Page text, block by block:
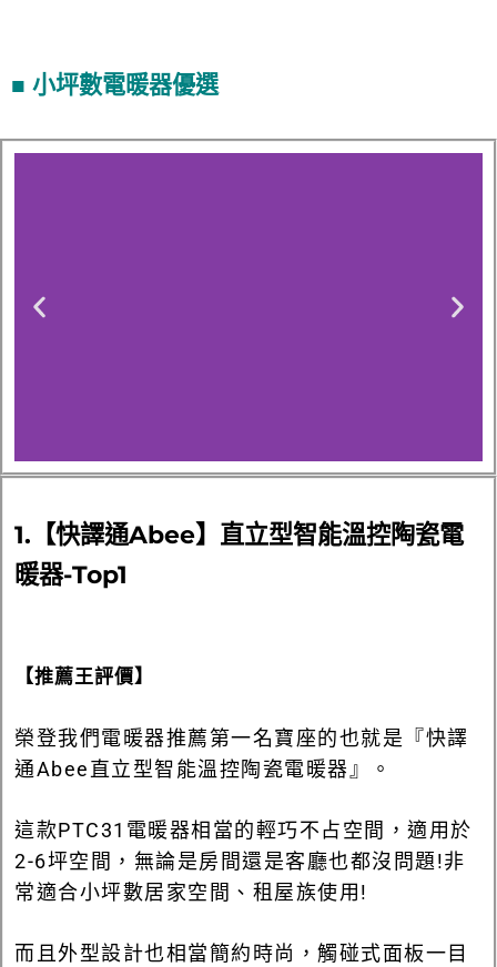
■ 小坪數電暖器優選
1.【快譯通Abee】直立型智能溫控陶瓷電
暖器-Top1
【推薦王評價】
榮登我們電暖器推薦第一名寶座的也就是『快譯
通Abee直立型智能溫控陶瓷電暖器』。
這款PTC31電暖器相當的輕巧不占空間，適用於
2-6坪空間，無論是房間還是客廳也都沒問題!非
常適合小坪數居家空間、租屋族使用!
而且外型設計也相當簡約時尚，觸碰式面板一目